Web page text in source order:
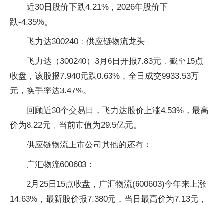
近30日股价下跌4.21%，2026年股价下
跌-4.35%。
飞力达300240：供应链物流龙头
飞力达（300240）3月6日开报7.83元，截至15点
收盘，该股报7.940元跌0.63%，全日成交9933.53万
元，换手率达3.47%。
回顾近30个交易日，飞力达股价上涨4.53%，最高
价为8.22元，当前市值为29.5亿元。
供应链物流上市公司其他的还有：
广汇物流600603：
2月25日15点收盘，广汇物流(600603)今年来上涨
14.63%，最新股价报7.380元，当日最高价为7.13元，